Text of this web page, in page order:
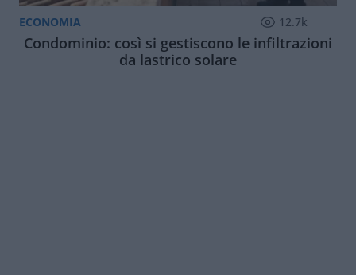
ECONOMIA 12.7k
Condominio: così si gestiscono le infiltrazioni
da lastrico solare